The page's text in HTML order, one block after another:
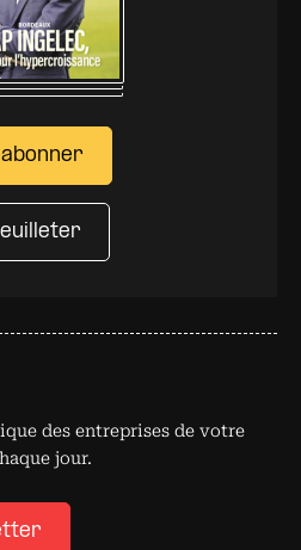
des entreprises de votre
jour.